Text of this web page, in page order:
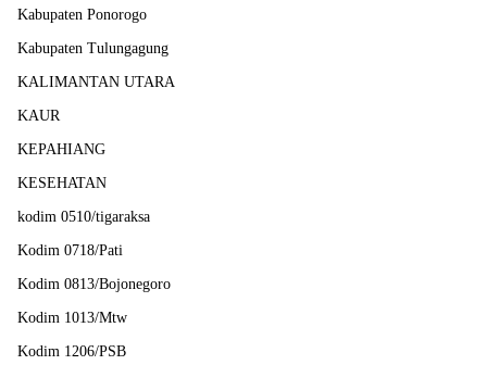
Kabupaten Ponorogo
Kabupaten Tulungagung
KALIMANTAN UTARA
KAUR
KEPAHIANG
KESEHATAN
kodim 0510/tigaraksa
Kodim 0718/Pati
Kodim 0813/Bojonegoro
Kodim 1013/Mtw
Kodim 1206/PSB